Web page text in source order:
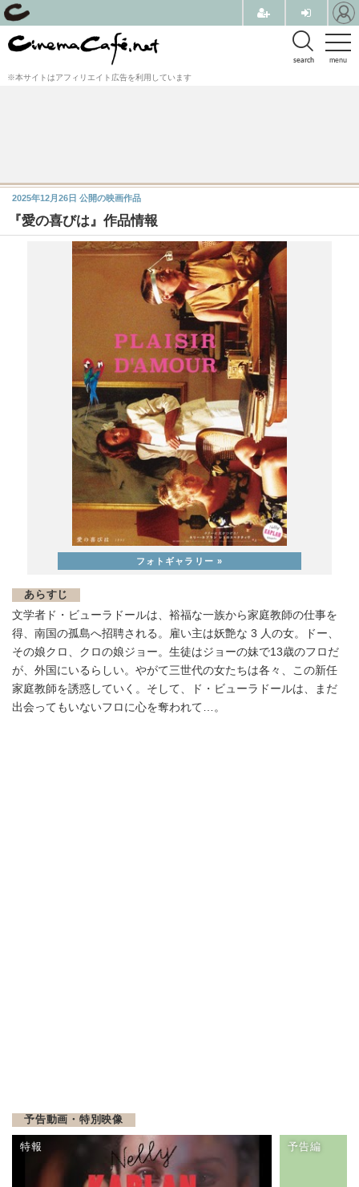
menu
search
※本サイトはアフィリエイト広告を利用しています
『愛の喜びは』作品情報
2025年12月26日 公開の映画作品
あらすじ
⽂学者ド・ビューラドールは、裕福な⼀族から家庭教師の仕事を
得、南国の孤島へ招聘される。雇い主は妖艶な 3 ⼈の⼥。ドー、
その娘クロ、クロの娘ジョー。⽣徒はジョーの妹で13歳のフロだ
が、外国にいるらしい。やがて三世代の⼥たちは各々、この新任
家庭教師を誘惑していく。そして、ド・ビューラドールは、まだ
出会ってもいないフロに⼼を奪われて…。
予告動画・特別映像
特報 予告編